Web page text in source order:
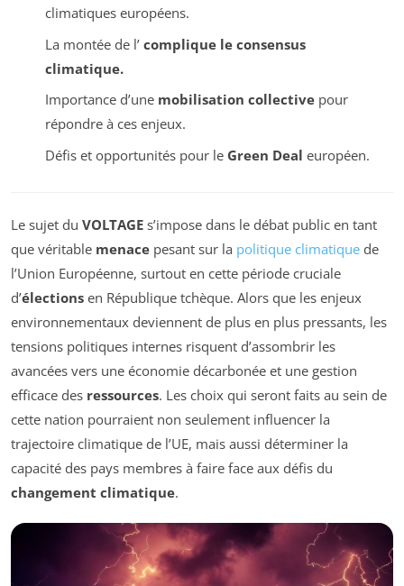
climatiques européens.
La montée de l’complique le consensus
climatique.
Importance d’une mobilisation collectivepour
répondre à ces enjeux.
Défis et opportunités pour le Green Deal européen.
Le sujet du VOLTAGE s’impose dans le débat public en tant
que véritable menace pesant sur la politique climatique de
l’Union Européenne, surtout en cette période cruciale
d’élections en République tchèque. Alors que les enjeux
environnementaux deviennent de plus en plus pressants, les
tensions politiques internes risquent d’assombrir les
avancées vers une économie décarbonée et une gestion
efficace des ressources. Les choix qui seront faits au sein de
cette nation pourraient non seulement influencer la
trajectoire climatique de l’UE, mais aussi déterminer la
capacité des pays membres à faire face aux défis du
changement climatique.